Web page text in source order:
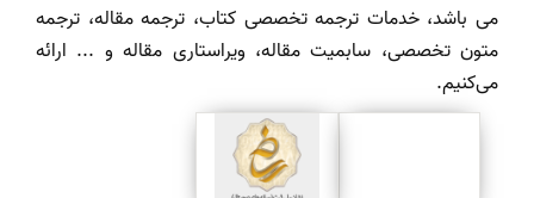
می باشد، خدمات ترجمه تخصصی کتاب، ترجمه مقاله، ترجمه
متون تخصصی، سابمیت مقاله، ویراستاری مقاله و ... ارائه
می‌کنیم.